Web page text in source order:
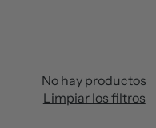
No hay productos
Limpiar los filtros